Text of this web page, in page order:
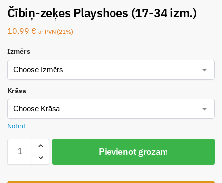
Čībiņ-zeķes Playshoes (17-34 izm.)
10.99 € ar PVN (21%)
Izmērs
Krāsa
Notīrīt
Pievienot grozam